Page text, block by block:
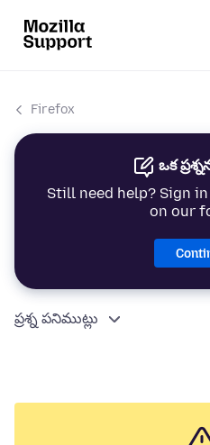
Firefox
ఒక
Still need help? Sign
on our
ప్రశ్న పనిముట్లు